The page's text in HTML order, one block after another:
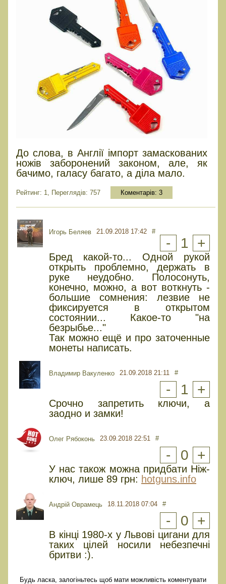
До слова, в Англії імпорт замаскованих
ножів заборонений законом, але, як
бачимо, галасу багато, а діла мало.
Рейтинг: 1, Переглядів: 757 Коментарів: 3
Игорь Беляев 21.09.2018 17:42 #
- 1 +
Бред какой-то... Одной рукой
открыть проблемно, держать в
руке неудобно. Полосонуть,
конечно, можно, а вот воткнуть -
большие сомнения: лезвие не
фиксируется в открытом
состоянии... Какое-то "на
безрыбье..."
Так можно ещё и про заточенные
монеты написать.
Владимир Вакуленко 21.09.2018 21:11 #
- 1 +
Срочно запретить ключи, а
заодно и замки!
Олег Рябоконь 23.09.2018 22:51 #
- 0 +
У нас також можна придбати Ніж-
ключ, лише 89 грн: hotguns.info
Андрій Оврамець 18.11.2018 07:04 #
- 0 +
В кінці 1980-х у Львові цигани для
таких цілей носили небезпечні
бритви :).
Будь ласка, залогіньтесь щоб мати можливість коментувати